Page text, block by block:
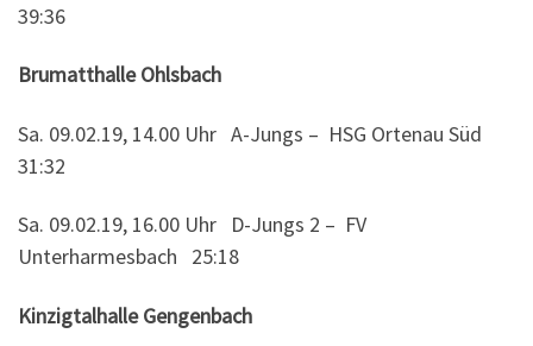
39:36
Brumatthalle Ohlsbach
Sa. 09.02.19, 14.00 Uhr A-Jungs – HSG Ortenau Süd
31:32
Sa. 09.02.19, 16.00 Uhr D-Jungs 2 – FV
Unterharmesbach 25:18
Kinzigtalhalle Gengenbach